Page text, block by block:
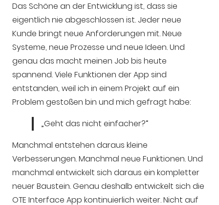
Das Schöne an der Entwicklung ist, dass sie
eigentlich nie abgeschlossen ist. Jeder neue
Kunde bringt neue Anforderungen mit. Neue
Systeme, neue Prozesse und neue Ideen. Und
genau das macht meinen Job bis heute
spannend. Viele Funktionen der App sind
entstanden, weil ich in einem Projekt auf ein
Problem gestoßen bin und mich gefragt habe:
„Geht das nicht einfacher?“
Manchmal entstehen daraus kleine
Verbesserungen. Manchmal neue Funktionen. Und
manchmal entwickelt sich daraus ein kompletter
neuer Baustein. Genau deshalb entwickelt sich die
OTE Interface App kontinuierlich weiter. Nicht auf